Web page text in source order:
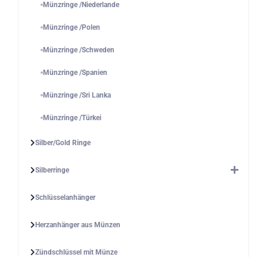
Münzringe /Niederlande
Münzringe /Polen
Münzringe /Schweden
Münzringe /Spanien
Münzringe /Sri Lanka
Münzringe /Türkei
Silber/Gold Ringe
Silberringe
Schlüsselanhänger
Herzanhänger aus Münzen
Zündschlüssel mit Münze